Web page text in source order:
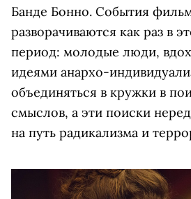
Банде Бонно. События
разворачиваются как раз в
период: молодые люди,
идеями анархо-
объединяться в кружки в
смыслов, а эти поиски
на путь радикализма и